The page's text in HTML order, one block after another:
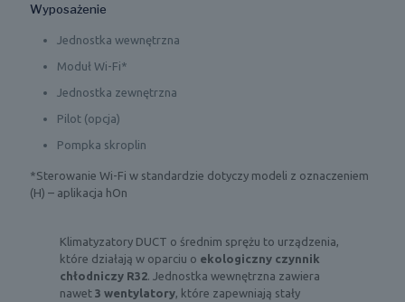
Wyposażenie
Jednostka wewnętrzna
Moduł Wi-Fi*
Jednostka zewnętrzna
Pilot (opcja)
Pompka skroplin
*Sterowanie Wi-Fi w standardzie dotyczy modeli z oznaczeniem
(H) – aplikacja hOn
Klimatyzatory DUCT o średnim sprężu to urządzenia,
które działają w oparciu o ekologiczny czynnik
chłodniczy R32 . Jednostka wewnętrzna zawiera
nawet 3 wentylatory , które zapewniają stały